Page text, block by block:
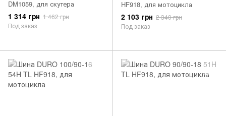
DM1059, для скутера
1 314 грн 1 462 грн
Под заказ
HF918, для мотоцикла
2 103 грн 2 340 грн
Под заказ